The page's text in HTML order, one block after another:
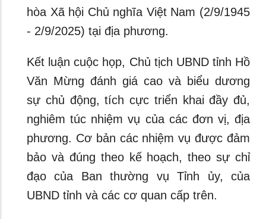
hòa Xã hội Chủ nghĩa Việt Nam (2/9/1945
- 2/9/2025) tại địa phương.
Kết luận cuộc họp, Chủ tịch UBND tỉnh Hồ
Văn Mừng đánh giá cao và biểu dương
sự chủ động, tích cực triển khai đầy đủ,
nghiêm túc nhiệm vụ của các đơn vị, địa
phương. Cơ bản các nhiệm vụ được đảm
bảo và đúng theo kế hoạch, theo sự chỉ
đạo của Ban thường vụ Tỉnh ủy, của
UBND tỉnh và các cơ quan cấp trên.